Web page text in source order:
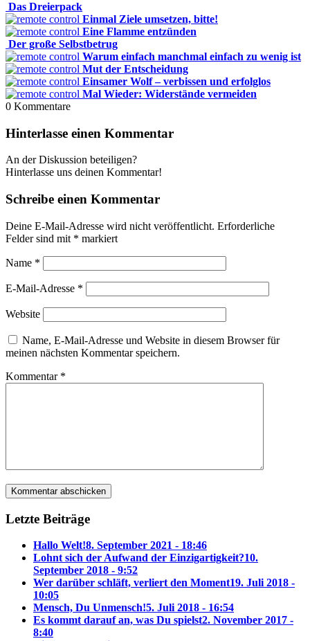
Das Dreierpack
Einmal Ziele umsetzen, bitte!
Eine Flamme entzünden
Der große Selbstbetrug
Warum einfach manchmal einfach zu wenig ist
Mut der Entscheidung
Einsamer Wolf – verbissen und erfolglos
Mal Wieder: Widerstände vermeiden
0 Kommentare
Hinterlasse einen Kommentar
An der Diskussion beteiligen?
Hinterlasse uns deinen Kommentar!
Schreibe einen Kommentar
Deine E-Mail-Adresse wird nicht veröffentlicht. Erforderliche
Felder sind mit * markiert
Name *
E-Mail-Adresse *
Website
Name, E-Mail-Adresse und Website in diesem Browser für
meinen nächsten Kommentar speichern.
Kommentar *
Letzte Beiträge
Hallo Welt!8. September 2021 - 18:46
Lohnt sich der Aufwand der Einzigartigkeit?10.
September 2018 - 9:52
Wer darüber schläft, verliert den Moment19. Juli 2018 -
10:05
Mensch, Du Unmensch!5. Juli 2018 - 16:54
Es kommt darauf an, was Du spielst2. November 2017 -
8:40